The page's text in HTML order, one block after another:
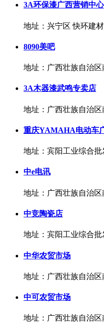
3A环保漆广西营销中心
地址：兴宁区 快环建
8090美吧
地址：广西壮族自治
3A木器漆武鸣专卖店
地址：广西壮族自治
重庆YAMAHA电动车
地址：宾阳工业综合批
中e电讯
地址：广西壮族自治
中竞陶瓷店
地址：宾阳工业综合批
中华农贸市场
地址：广西壮族自治
中可农贸市场
地址：广西壮族自治